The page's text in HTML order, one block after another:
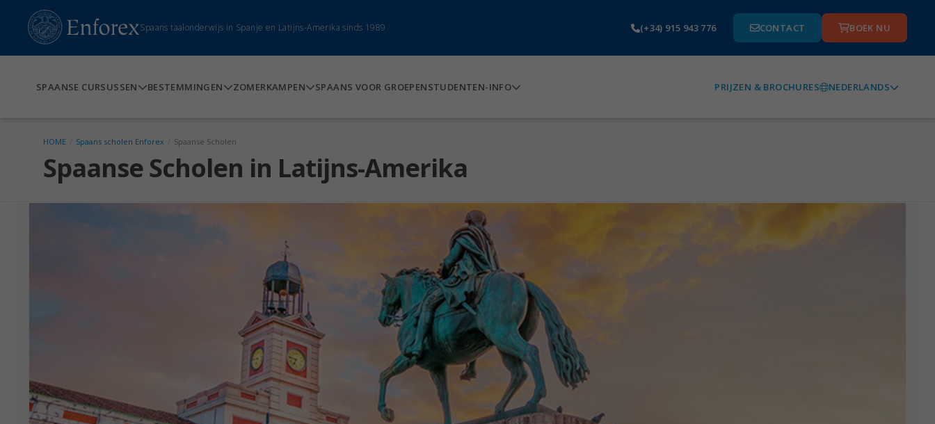
Spaans taalonderwijs in Spanje en Latijns-Amerika sinds 1989 (+34) 915 943 776 CONTACT BOEK NU
SPAANSE CURSUSSEN BESTEMMINGEN ZOMERKAMPEN SPAANS VOOR GROEPENSTUDENTEN-INFO PRIJZEN & BROCHURES NEDERLANDS
HOME Spaans scholen Enforex Spaanse Scholen
Spaanse Scholen in Latijns-Amerika